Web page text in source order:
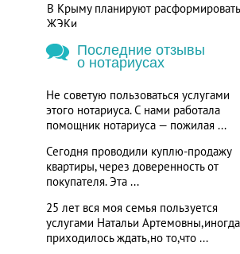
В Крыму планируют расформировать
ЖЭКи
Последние отзывы
о нотариусах
Не советую пользоваться услугами
этого нотариуса. С нами работала
помощник нотариуса — пожилая ...
Сегодня проводили куплю-продажу
квартиры, через доверенность от
покупателя. Эта ...
25 лет вся моя семья пользуется
услугами Натальи Артемовны,иногда
приходилось ждать,но то,что ...